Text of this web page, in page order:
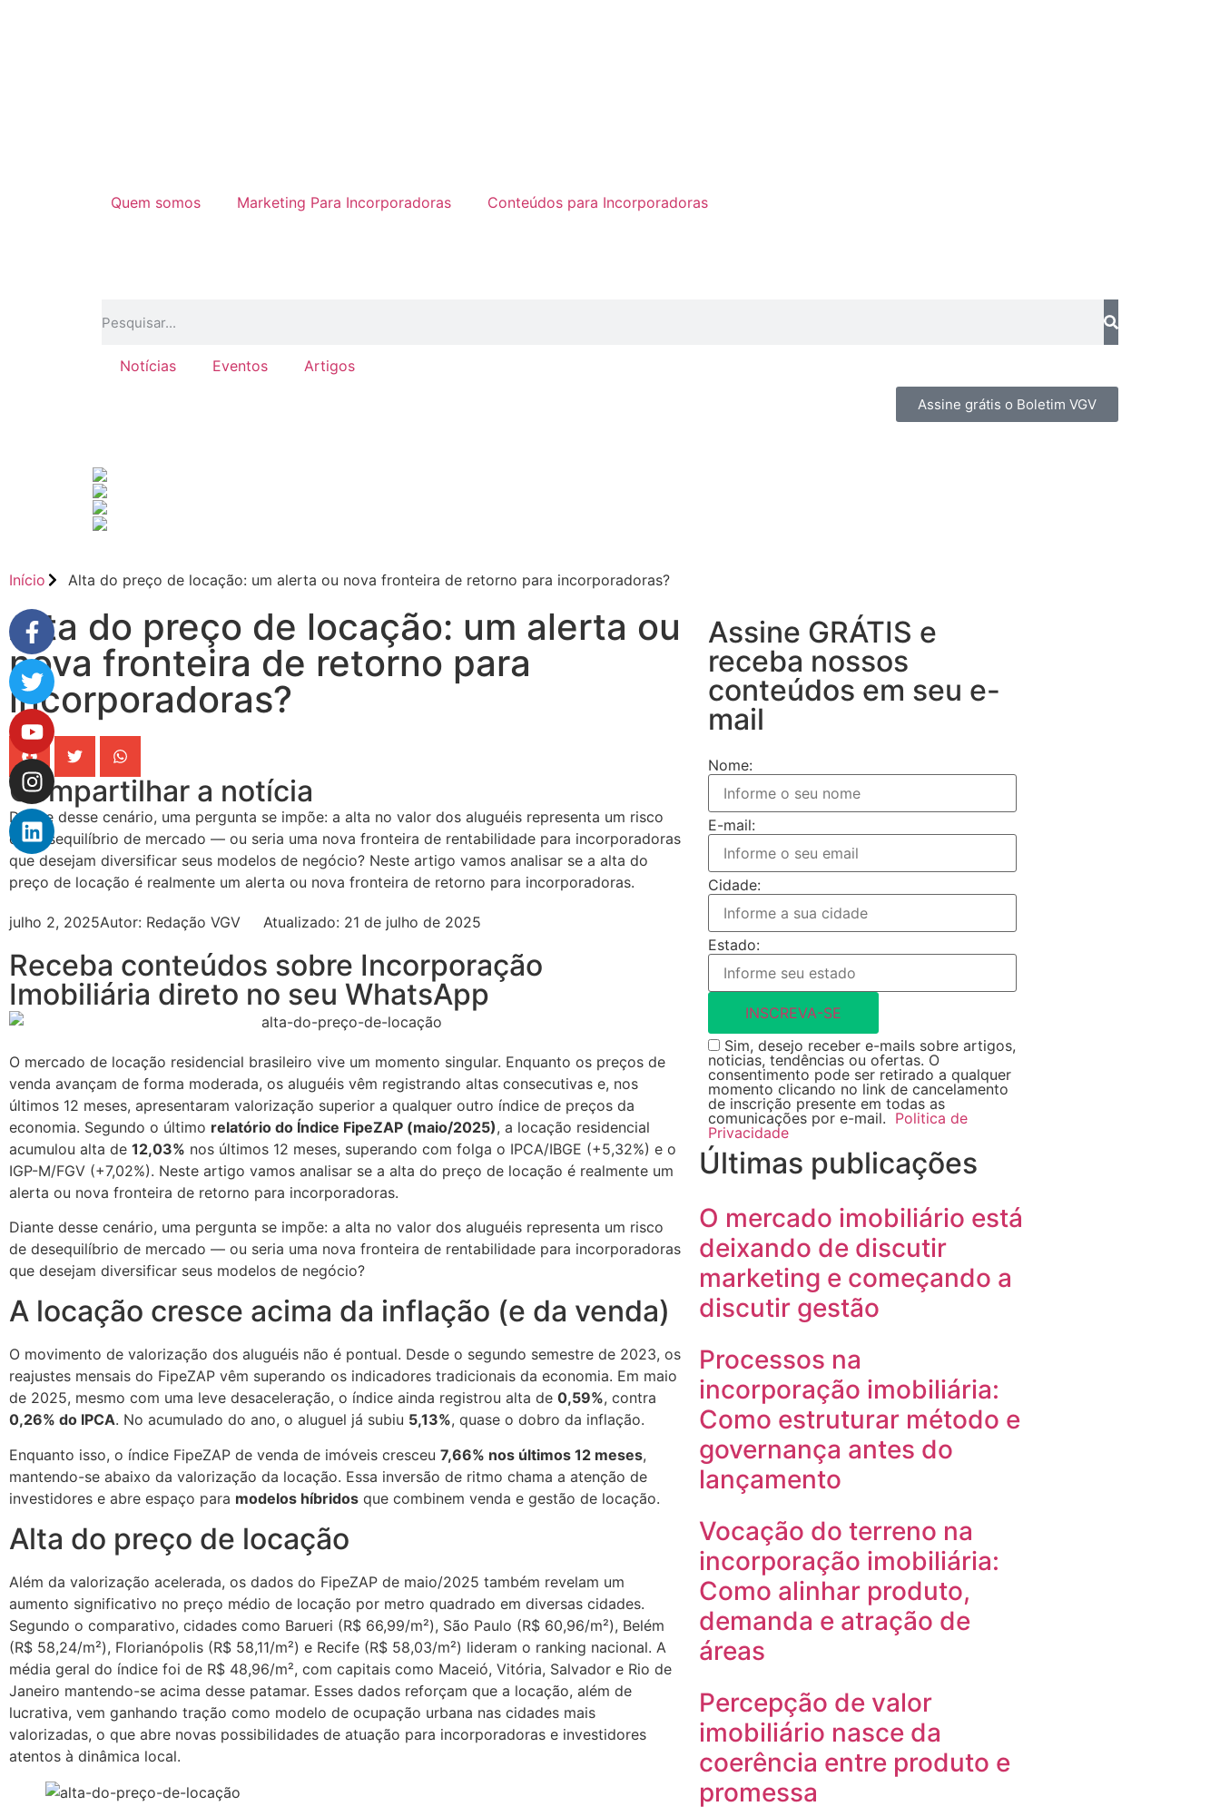
Quem somos Marketing Para Incorporadoras Conteúdos para Incorporadoras
Notícias Eventos Artigos
Assine grátis o Boletim VGV
Início Alta do preço de locação: um alerta ou nova fronteira de retorno para incorporadoras?
Alta do preço de locação: um alerta ou
nova fronteira de retorno para
incorporadoras?
Compartilhar a notícia
Diante desse cenário, uma pergunta se impõe: a alta no valor dos aluguéis representa um risco
de desequilíbrio de mercado — ou seria uma nova fronteira de rentabilidade para incorporadoras
que desejam diversificar seus modelos de negócio? Neste artigo vamos analisar se a alta do
preço de locação é realmente um alerta ou nova fronteira de retorno para incorporadoras.
julho 2, 2025Autor: Redação VGV Atualizado: 21 de julho de 2025
Receba conteúdos sobre Incorporação
Imobiliária direto no seu WhatsApp
O mercado de locação residencial brasileiro vive um momento singular. Enquanto os preços de
venda avançam de forma moderada, os aluguéis vêm registrando altas consecutivas e, nos
últimos 12 meses, apresentaram valorização superior a qualquer outro índice de preços da
economia. Segundo o último relatório do Índice FipeZAP (maio/2025), a locação residencial
acumulou alta de 12,03% nos últimos 12 meses, superando com folga o IPCA/IBGE (+5,32%) e o
IGP-M/FGV (+7,02%). Neste artigo vamos analisar se a alta do preço de locação é realmente um
alerta ou nova fronteira de retorno para incorporadoras.
Diante desse cenário, uma pergunta se impõe: a alta no valor dos aluguéis representa um risco
de desequilíbrio de mercado — ou seria uma nova fronteira de rentabilidade para incorporadoras
que desejam diversificar seus modelos de negócio?
A locação cresce acima da inflação (e da venda)
O movimento de valorização dos aluguéis não é pontual. Desde o segundo semestre de 2023, os
reajustes mensais do FipeZAP vêm superando os indicadores tradicionais da economia. Em maio
de 2025, mesmo com uma leve desaceleração, o índice ainda registrou alta de 0,59%, contra
0,26% do IPCA. No acumulado do ano, o aluguel já subiu 5,13%, quase o dobro da inflação.
Enquanto isso, o índice FipeZAP de venda de imóveis cresceu 7,66% nos últimos 12 meses,
mantendo-se abaixo da valorização da locação. Essa inversão de ritmo chama a atenção de
investidores e abre espaço para modelos híbridos que combinem venda e gestão de locação.
Alta do preço de locação
Além da valorização acelerada, os dados do FipeZAP de maio/2025 também revelam um
aumento significativo no preço médio de locação por metro quadrado em diversas cidades.
Segundo o comparativo, cidades como Barueri (R$ 66,99/m²), São Paulo (R$ 60,96/m²), Belém
(R$ 58,24/m²), Florianópolis (R$ 58,11/m²) e Recife (R$ 58,03/m²) lideram o ranking nacional. A
média geral do índice foi de R$ 48,96/m², com capitais como Maceió, Vitória, Salvador e Rio de
Janeiro mantendo-se acima desse patamar. Esses dados reforçam que a locação, além de
lucrativa, vem ganhando tração como modelo de ocupação urbana nas cidades mais
valorizadas, o que abre novas possibilidades de atuação para incorporadoras e investidores
atentos à dinâmica local.
Assine GRÁTIS e
receba nossos
conteúdos em seu e-
mail
Nome:
E-mail:
Cidade:
Estado:
INSCREVA-SE
Sim, desejo receber e-mails sobre artigos,
noticias, tendências ou ofertas. O
consentimento pode ser retirado a qualquer
momento clicando no link de cancelamento
de inscrição presente em todas as
comunicações por e-mail. Politica de
Privacidade
Últimas publicações
O mercado imobiliário está
deixando de discutir
marketing e começando a
discutir gestão
Processos na
incorporação imobiliária:
Como estruturar método e
governança antes do
lançamento
Vocação do terreno na
incorporação imobiliária:
Como alinhar produto,
demanda e atração de
áreas
Percepção de valor
imobiliário nasce da
coerência entre produto e
promessa